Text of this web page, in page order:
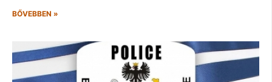
BŐVEBBEN »